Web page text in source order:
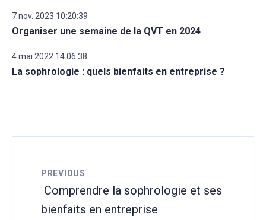
7 nov. 2023 10:20:39
Organiser une semaine de la QVT en 2024
4 mai 2022 14:06:38
La sophrologie : quels bienfaits en entreprise ?
PREVIOUS
Comprendre la sophrologie et ses
bienfaits en entreprise